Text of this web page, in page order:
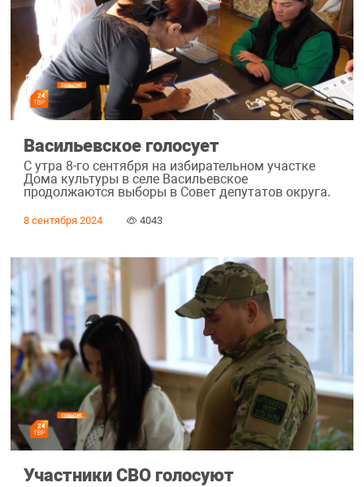
Васильевское голосует
С утра 8-го сентября на избирательном участке
Дома культуры в селе Васильевское
продолжаются выборы в Совет депутатов округа.
8 сентября 2024 4043
Участники СВО голосуют